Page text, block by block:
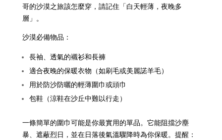
哥的沙漠之旅該怎麼穿，請記住「白天輕薄，夜晚多
層」。
沙漠必備物品：
長袖、透氣的襯衫和長褲
適合夜晚的保暖衣物（如刷毛或美麗諾羊毛）
用於防沙防曬的輕薄圍巾或頭巾
包鞋（涼鞋在沙丘中難以行走）
一條簡單的圍巾可能是你最實用的單品。它能阻擋沙塵
暴、遮蔽烈日，並在日落後氣溫驟降時為你保暖。 提醒：